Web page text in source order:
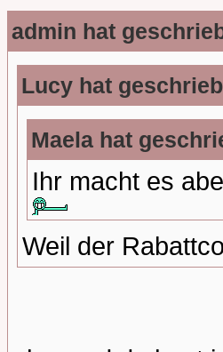
admin hat
Lucy hat
Maela hat
Ihr macht es
Weil der